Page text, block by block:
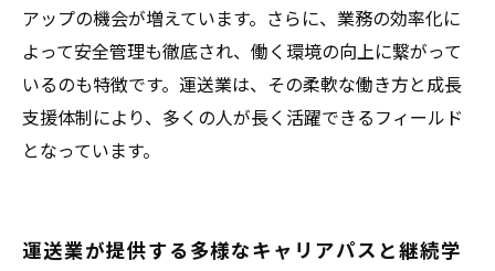
アップの機会が増えています。さらに、業務の効率化に
よって安全管理も徹底され、働く環境の向上に繋がって
いるのも特徴です。運送業は、その柔軟な働き方と成長
支援体制により、多くの人が長く活躍できるフィールド
となっています。
運送業が提供する多様なキャリアパスと継続学